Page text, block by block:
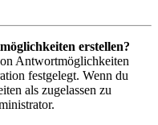
erstellen?
Antwortmöglichkeiten
festgelegt. Wenn du
als zugelassen zu